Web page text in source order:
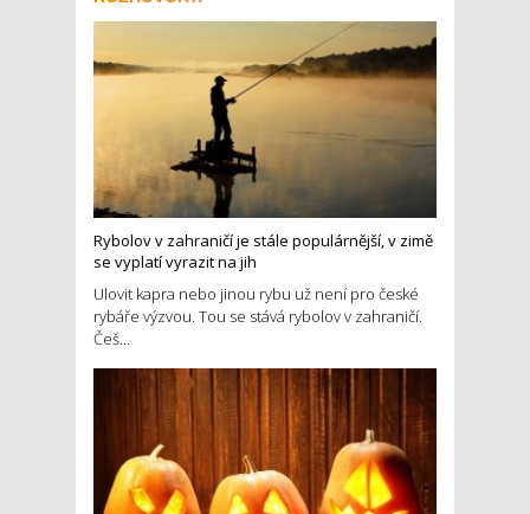
Rybolov v zahraničí je stále populárnější, v zimě
se vyplatí vyrazit na jih
Ulovit kapra nebo jinou rybu už není pro české
rybáře výzvou. Tou se stává rybolov v zahraničí.
Češ...